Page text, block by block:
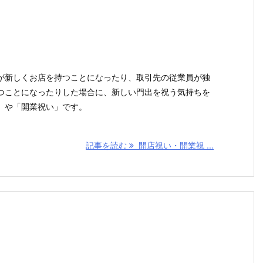
新しくお店を持つことになったり、取引先の従業員が独
ことになったりした場合に、新しい門出を祝う気持ちを
「開業祝い」です。
記事を読む 開店祝い・開業祝 ...